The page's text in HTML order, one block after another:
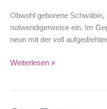
Obwohl geborene
notwendigerweise ein. Im
neun mit der voll
Dat
Weiterlesen »